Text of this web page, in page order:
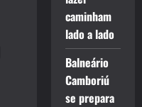
caminham
lado a lado
Balneário
Camboriú
se prepara